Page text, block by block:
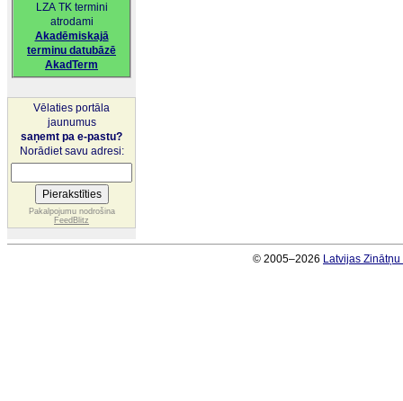
LZA TK termini
atrodami
Akadēmiskajā
terminu datubāzē
AkadTerm
Vēlaties portāla
jaunumus
saņemt pa e-pastu?
Norādiet savu adresi:
Pakalpojumu nodrošina
FeedBlitz
© 2005–2026 Latvijas